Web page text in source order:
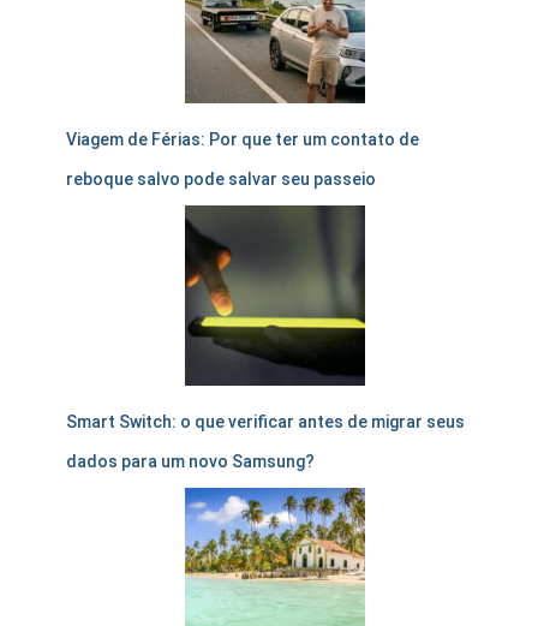
Viagem de Férias: Por que ter um contato de
reboque salvo pode salvar seu passeio
Smart Switch: o que verificar antes de migrar seus
dados para um novo Samsung?